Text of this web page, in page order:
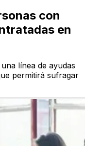
con
en
línea de ayudas
permitirá sufragar